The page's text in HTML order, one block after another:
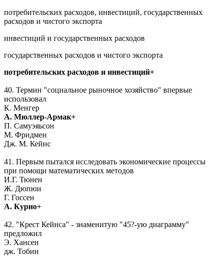
потребительских расходов, инвестиций, государственных
расходов и чистого экспорта
инвестиций и государственных расходов
государственных расходов и чистого экспорта
потребительских расходов и инвестиций+
40. Термин "социальное рыночное хозяйство" впервые
использовал
К. Менгер
А. Мюллер-Армак+
П. Самуэяьсон
М. Фридмен
Дж. М. Кейнс
41. Первым пытался исследовать экономические процессы
при помощи математических методов
И.Г. Тюнен
Ж. Дюпюи
Г. Госсен
А. Курно+
42. "Крест Кейнса" - знаменитую "45?-ую диаграмму"
предложил
Э. Хансен
дж. Тобин